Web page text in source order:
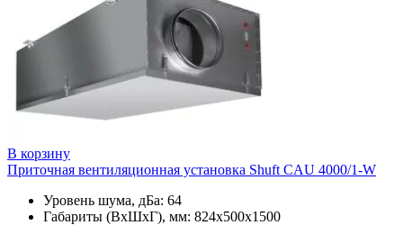
В корзину
Приточная вентиляционная установка Shuft CAU 4000/1-W
Уровень шума, дБа: 64
Габариты (ВхШхГ), мм: 824х500х1500